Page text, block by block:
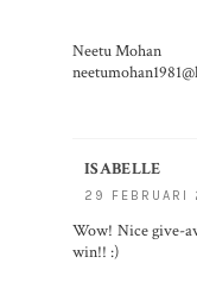
Neetu Mohan
ISABELLE
29 FEBRUARI
Wow! Nice give-
win!! :)